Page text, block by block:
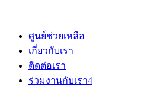
ศูนย์ช่วยเหลือ
เกี่ยวกับเรา
ติดต่อเรา
ร่วมงานกับเรา4